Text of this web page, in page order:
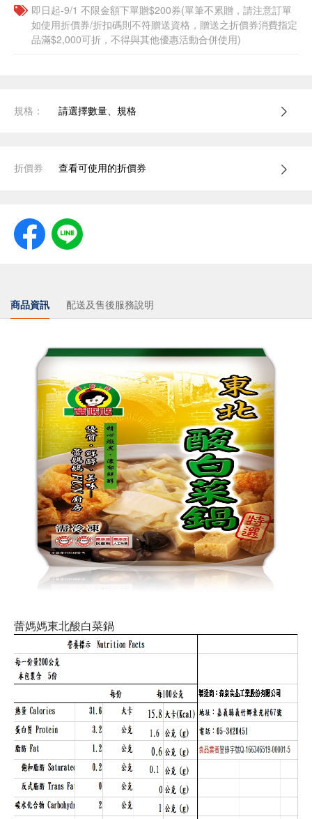
即日起-9/1 不限金額下單贈$200券(單筆不累贈，請注意訂單
如使用折價券/折扣碼則不符贈送資格，贈送之折價券消費指定
品滿$2,000可折，不得與其他優惠活動合併使用)
規格： 請選擇數量、規格
折價券 查看可使用的折價券
商品資訊 配送及售後服務說明
蕾媽媽東北酸白菜鍋